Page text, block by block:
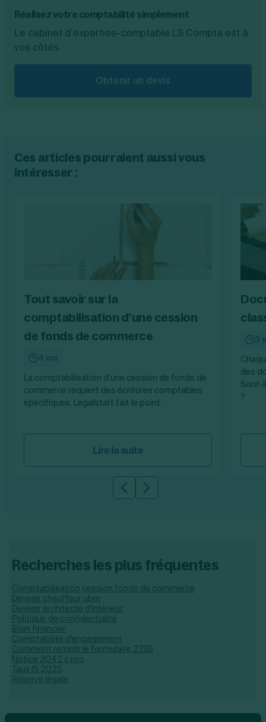
Réalisez votre comptabilité simplement
Le cabinet d’expertise-comptable LS Compta est à
vos côtés.
Obtenir un devis
Ces articles pourraient aussi vous
intéresser :
Tout savoir sur la
comptabilisation d’une cession
de fonds de commerce
4 mn
La comptabilisation d’une cession de fonds de
commerce requiert des écritures comptables
spécifiques. Legalstart fait le point.
Lire la suite
3
des
Sont-
?
Slide précédente
Slide suivante
Recherches les plus fréquentes
Comptabilisation cession fonds de commerce
Devenir chauffeur uber
Devenir architecte d'intérieur
Politique de confidentialité
Bilan financier
Comptabilité d'engagement
Comment remplir le formulaire 2735
Notice 2042 c pro
Taux IS 2025
Réserve légale